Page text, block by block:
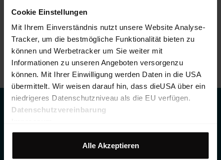
Cookie Einstellungen
Mit Ihrem Einverständnis nutzt unsere Website Analyse-
Tracker, um die bestmögliche Funktionalität bieten zu
können und Werbetracker um Sie weiter mit
Informationen zu unseren Angeboten versorgenzu
können. Mit Ihrer Einwilligung werden Daten in die USA
übermittelt. Wir weisen darauf hin, dass dieUSA über ein
niedrigeres Datenschutzniveau als die EU verfügen.
Datenschutzvereinbarung
Alle Akzeptieren
EINBLICKE FÜR
BERGLIEBHABER!